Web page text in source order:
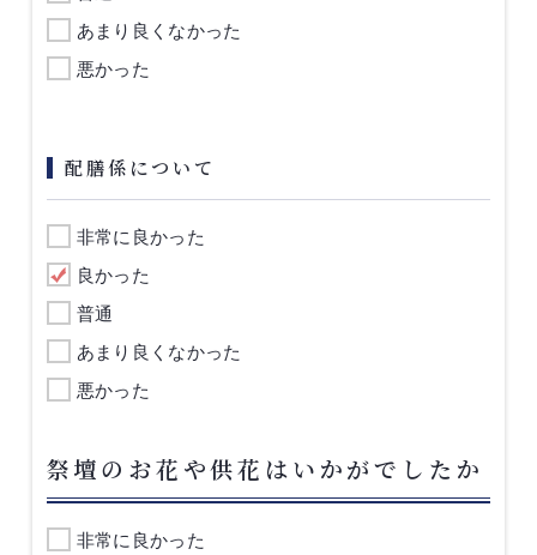
あまり良くなかった
悪かった
配膳係について
非常に良かった
良かった
普通
あまり良くなかった
悪かった
祭壇のお花や供花はいかがでしたか
非常に良かった